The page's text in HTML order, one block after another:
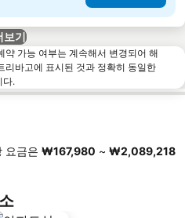
보기
약 가능 여부는 계속해서 변경되어 해
리바고에 표시된 것과 정확히 동일한
다.
요금은 ‎₩167,980 ~ ‎₩2,089,218